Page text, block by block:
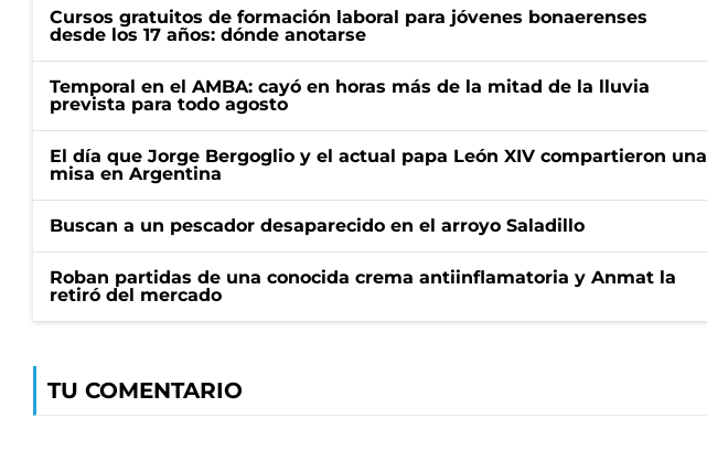
Cursos gratuitos de formación laboral para jóvenes bonaerenses
desde los 17 años: dónde anotarse
Temporal en el AMBA: cayó en horas más de la mitad de la lluvia
prevista para todo agosto
El día que Jorge Bergoglio y el actual papa León XIV compartieron una
misa en Argentina
Buscan a un pescador desaparecido en el arroyo Saladillo
Roban partidas de una conocida crema antiinflamatoria y Anmat la
retiró del mercado
TU COMENTARIO